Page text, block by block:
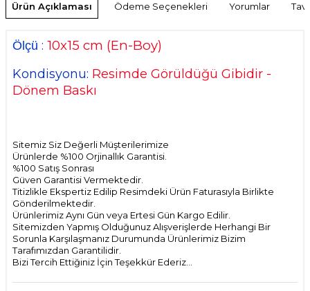
Ürün Açıklaması Ödeme Seçenekleri Yorumlar
Ölçü : 10x15 cm (En-Boy)
Kondisyonu: Resimde Görüldüğü Gibidir -
Dönem Baskı
Sitemiz Siz Değerli Müşterilerimize
Ürünlerde %100 Orjinallık Garantisi.
%100 Satış Sonrası
Güven Garantisi Vermektedir.
Titizlikle Ekspertiz Edilip Resimdeki Ürün Faturasıyla Birlikte
Gönderilmektedir.
Ürünlerimiz Aynı Gün veya Ertesi Gün Kargo Edilir.
Sitemizden Yapmış Olduğunuz Alışverişlerde Herhangi Bir
Sorunla Karşılaşmanız Durumunda Ürünlerimiz Bizim
Tarafımızdan Garantilidir.
Bizi Tercih Ettiğiniz İçin Teşekkür Ederiz...